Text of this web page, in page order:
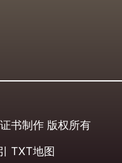
书制作 版权所有
TXT地图